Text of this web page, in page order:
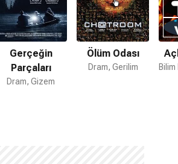
Gerçeğin
Parçaları
Dram, Gizem
Ölüm Odası
Dram, Gerilim